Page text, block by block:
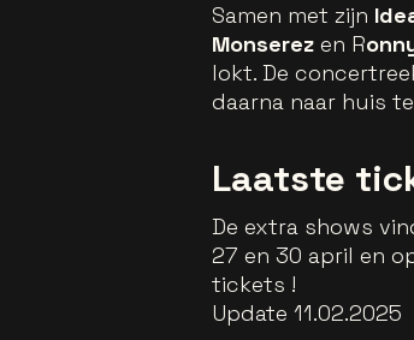
Samen met zijn
Monserez en R
lokt. De
daarna naar huis
Laatste
De extra shows
27 en 30 april en
tickets !
Update 11.02.2025